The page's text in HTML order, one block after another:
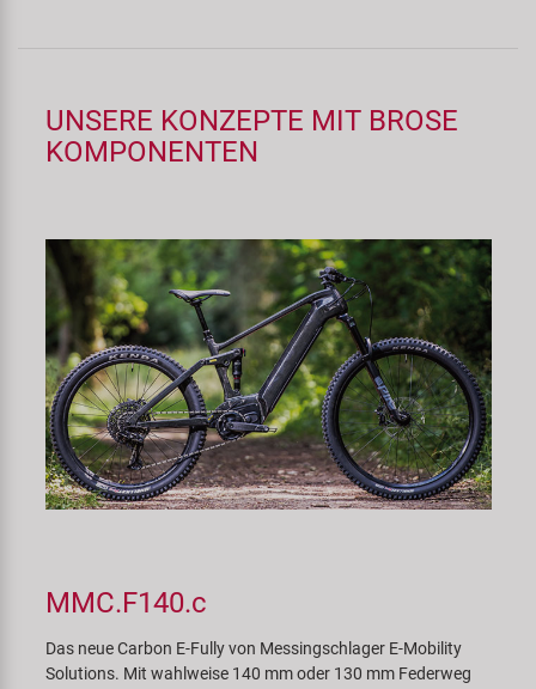
UNSERE KONZEPTE MIT BROSE
KOMPONENTEN
MMC.F140.c
Das neue Carbon E-Fully von Messingschlager E-Mobility
Solutions. Mit wahlweise 140 mm oder 130 mm Federweg